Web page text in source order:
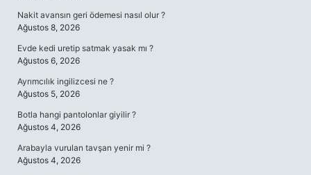
Nakit avansın geri ödemesi nasıl olur ?
Ağustos 8, 2026
Evde kedi uretip satmak yasak mı ?
Ağustos 6, 2026
Ayrımcılık ingilizcesi ne ?
Ağustos 5, 2026
Botla hangi pantolonlar giyilir ?
Ağustos 4, 2026
Arabayla vurulan tavşan yenir mi ?
Ağustos 4, 2026